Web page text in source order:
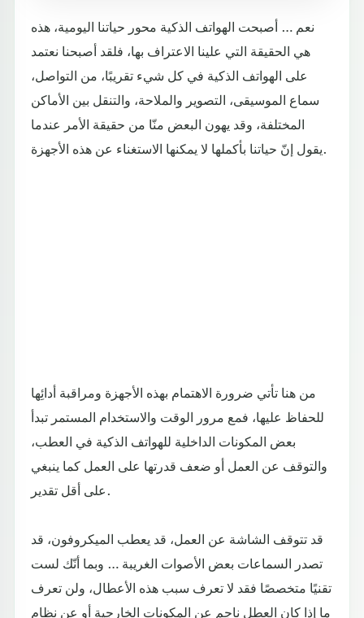
نعم … أصبحت الهواتف الذكية محور حياتنا اليومية، هذه
هي الحقيقة التي علينا الاعتراف بها، فلقد أصبحنا نعتمد
على الهواتف الذكية في كل شيء تقريبًا، من التواصل،
سماع الموسيقى، التصوير والملاحة، والتنقل بين الأماكن
المختلفة، وقد يهون البعض منّا من حقيقة الأمر عندما
يقول إنّ حياتنا بأكملها لا يمكنها الاستغناء عن هذه الأجهزة.
من هنا تأتي ضرورة الاهتمام بهذه الأجهزة ومراقبة أدائِها
للحفاظ عليها، فمع مرور الوقت والاستخدام المستمر تبدأ
بعض المكونات الداخلية للهواتف الذكية في العطب،
والتوقف عن العمل أو ضعف قدرتها على العمل كما ينبغي
على أقل تقدير.
قد تتوقف الشاشة عن العمل، قد يعطب الميكروفون، قد
تصدر السماعات بعض الأصوات الغريبة … وبما أنّك لست
تقنيًا متخصصًا فقد لا تعرف سبب هذه الأعطال، ولن تعرف
ما إذا كان العطل ناجم عن المكونات الخارجية أو عن نظام